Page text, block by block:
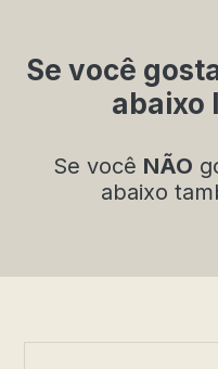
Se você
abaixo
Se você NÃO
abaixo